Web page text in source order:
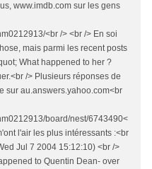
www.imdb.com sur les gens
<br /> <br /> En soi
mais parmi les recent posts
What happened to her ?
/> Plusieurs réponses de
sur au.answers.yahoo.com<br
board/nest/6743490<
l'air les plus intéressants :<br
Jul 7 2004 15:12:10) <br />
to Quentin Dean- over